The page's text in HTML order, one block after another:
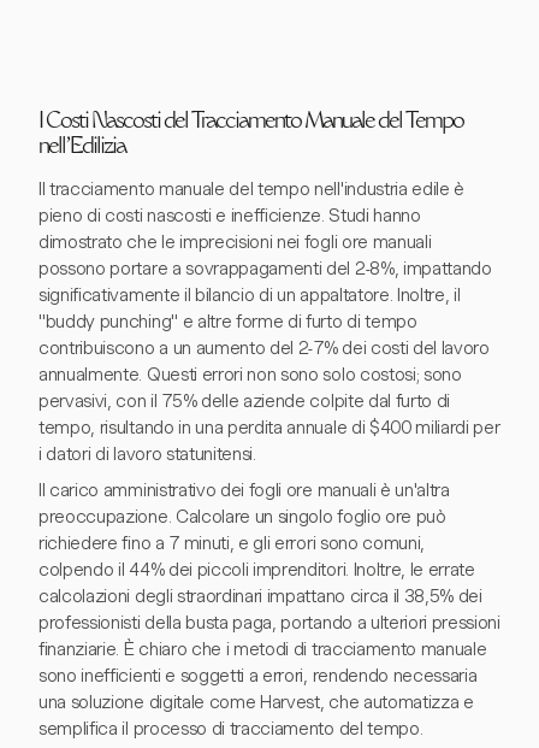
I Costi Nascosti del Tracciamento Manuale del Tempo
nell'Edilizia
Il tracciamento manuale del tempo nell'industria edile è
pieno di costi nascosti e inefficienze. Studi hanno
dimostrato che le imprecisioni nei fogli ore manuali
possono portare a sovrappagamenti del 2-8%, impattando
significativamente il bilancio di un appaltatore. Inoltre, il
"buddy punching" e altre forme di furto di tempo
contribuiscono a un aumento del 2-7% dei costi del lavoro
annualmente. Questi errori non sono solo costosi; sono
pervasivi, con il 75% delle aziende colpite dal furto di
tempo, risultando in una perdita annuale di $400 miliardi per
i datori di lavoro statunitensi.
Il carico amministrativo dei fogli ore manuali è un'altra
preoccupazione. Calcolare un singolo foglio ore può
richiedere fino a 7 minuti, e gli errori sono comuni,
colpendo il 44% dei piccoli imprenditori. Inoltre, le errate
calcolazioni degli straordinari impattano circa il 38,5% dei
professionisti della busta paga, portando a ulteriori pressioni
finanziarie. È chiaro che i metodi di tracciamento manuale
sono inefficienti e soggetti a errori, rendendo necessaria
una soluzione digitale come Harvest, che automatizza e
semplifica il processo di tracciamento del tempo.